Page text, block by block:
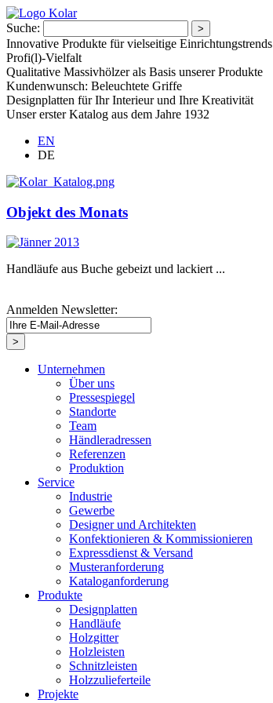
Suche:
Innovative Produkte für vielseitige Einrichtungstrends
Profi(l)-Vielfalt
Qualitative Massivhölzer als Basis unserer Produkte
Kundenwunsch: Beleuchtete Griffe
Designplatten für Ihr Interieur und Ihre Kreativität
Unser erster Katalog aus dem Jahre 1932
EN
DE
Objekt des Monats
Handläufe aus Buche gebeizt und lackiert ...
Anmelden Newsletter:
Unternehmen
Über uns
Pressespiegel
Standorte
Team
Händleradressen
Referenzen
Produktion
Service
Industrie
Gewerbe
Designer und Architekten
Konfektionieren & Kommissionieren
Expressdienst & Versand
Musteranforderung
Kataloganforderung
Produkte
Designplatten
Handläufe
Holzgitter
Holzleisten
Schnitzleisten
Holzzulieferteile
Projekte